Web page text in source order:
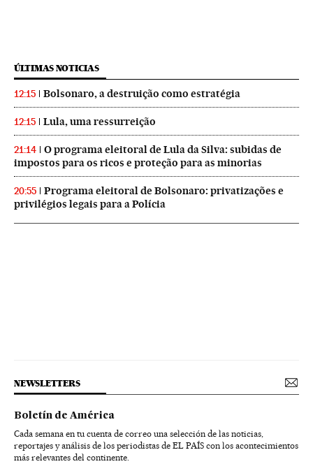
ÚLTIMAS NOTICIAS
12:15 Bolsonaro, a destruição como estratégia
12:15 Lula, uma ressurreição
21:14
O programa eleitoral de Lula da Silva: subidas de
impostos para os ricos e proteção para as minorias
20:55
Programa eleitoral de Bolsonaro: privatizações e
privilégios legais para a Polícia
NEWSLETTERS
Boletín de América
Cada semana en tu cuenta de correo una selección de las noticias,
reportajes y análisis de los periodistas de EL PAÍS con los acontecimientos
más relevantes del continente.